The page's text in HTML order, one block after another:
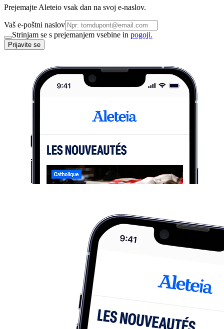
Prejemajte Aleteio vsak dan na svoj e-naslov.
Vaš e-poštni naslov
Strinjam se s prejemanjem vsebine in pogoji.
Prijavite se